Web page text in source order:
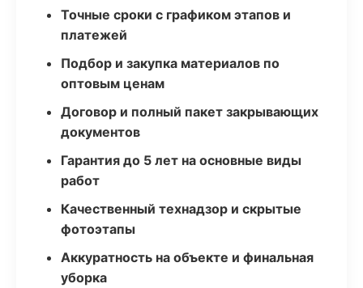
Точные сроки с графиком этапов и
платежей
Подбор и закупка материалов по
оптовым ценам
Договор и полный пакет закрывающих
документов
Гарантия до 5 лет на основные виды
работ
Качественный технадзор и скрытые
фотоэтапы
Аккуратность на объекте и финальная
уборка